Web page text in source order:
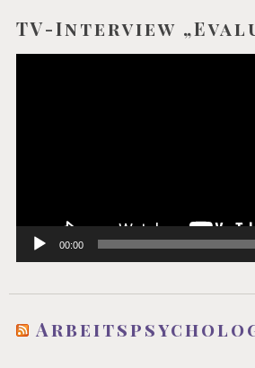
TV-Interview
00:00